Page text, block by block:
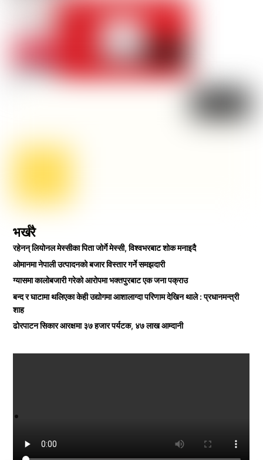
भर्खरै
रहेनन् लियोनल मेस्सीका पिता जोर्गे मेस्सी, विश्वभरबाट शोक मनाइदै
ओमानमा नेपाली उत्पादनको बजार विस्तार गर्ने समझदारी
ग्यासमा कालोबजारी गरेको आरोपमा भक्तपुरबाट एक जना पक्राउ
बन्द र घाटामा थलिएका केही उद्योगमा आशालाग्दा परिणाम देखिन थाले : प्रधानमन्त्री
शाह
ढोरपाटन सिकार आरक्षमा ३७ हजार पर्यटक, ४७ लाख आम्दानी